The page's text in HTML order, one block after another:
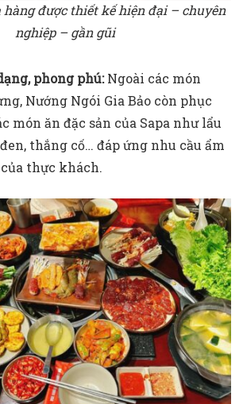
hàng được thiết kế hiện đại – chuyên
nghiệp – gần gũi
phong phú:Ngoài các món
Nướng Ngói Gia Bảo còn phục
món ăn đặc sản của Sapa như lẩu
thắng cố… đáp ứng nhu cầu ẩm
thực khách.